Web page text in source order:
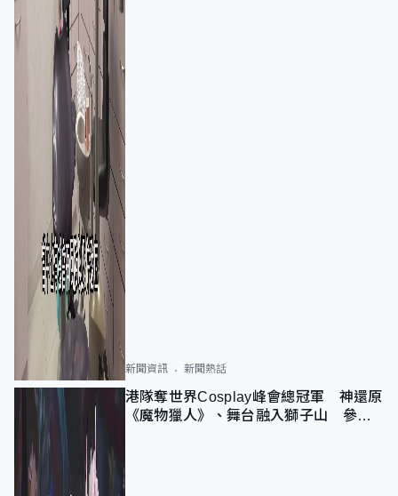
新聞資訊 新聞熱話
港隊奪世界Cosplay峰會總冠軍 神還原
《魔物獵人》、舞台融入獅子山 參賽